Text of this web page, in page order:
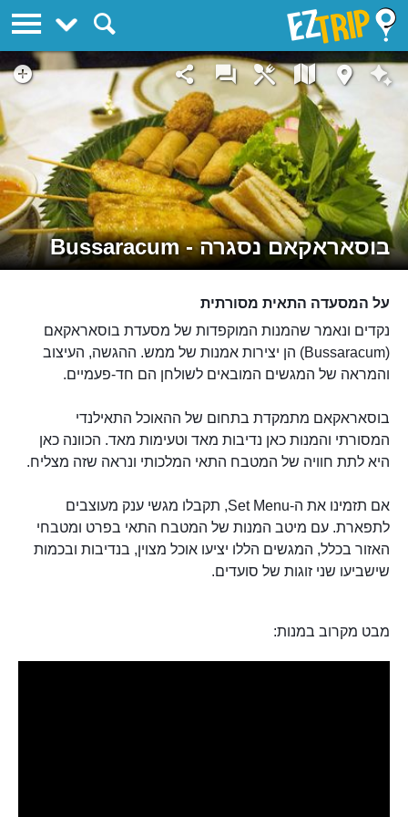
בוסאראקאם נסגרה - Bussaracum
על המסעדה התאית מסורתית
נקדים ונאמר שהמנות המוקפדות של מסעדת בוסאראקאם
(Bussaracum) הן יצירות אמנות של ממש. ההגשה, העיצוב
והמראה של המגשים המובאים לשולחן הם חד-פעמיים.
בוסאראקאם מתמקדת בתחום של ההאוכל התאילנדי
המסורתי והמנות כאן נדיבות מאד וטעימות מאד. הכוונה כאן
היא לתת חוויה של המטבח התאי המלכותי ונראה שזה מצליח.
אם תזמינו את ה-Set Menu, תקבלו מגשי ענק מעוצבים
לתפארת. עם מיטב המנות של המטבח התאי בפרט ומטבחי
האזור בכלל, המגשים הללו יציעו אוכל מצוין, בנדיבות ובכמות
שישביעו שני זוגות של סועדים.
מבט מקרוב במנות:
EZTrip